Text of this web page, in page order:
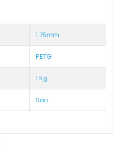
1.75mm
PETG
1 Kg
Sarı